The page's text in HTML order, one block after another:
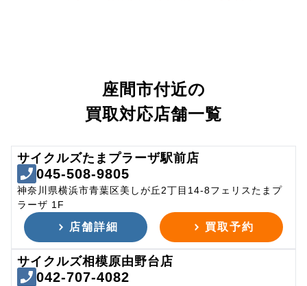
座間市付近の
買取対応店舗一覧
サイクルズたまプラーザ駅前店
045-508-9805
神奈川県横浜市青葉区美しが丘2丁目14-8フェリスたまプ
ラーザ 1F
店舗詳細 買取予約
サイクルズ相模原由野台店
042-707-4082